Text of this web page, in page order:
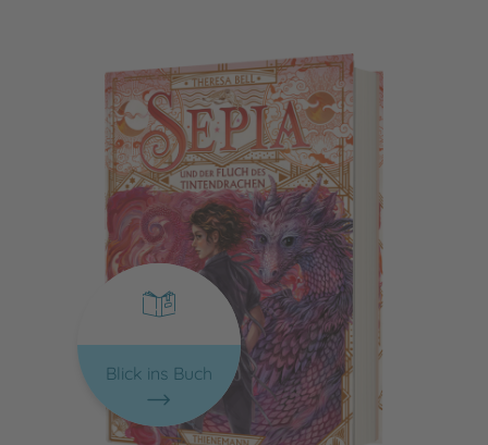
Blick ins Buch